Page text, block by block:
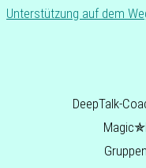
Unter­stüt­zung auf dem
DeepTalk-